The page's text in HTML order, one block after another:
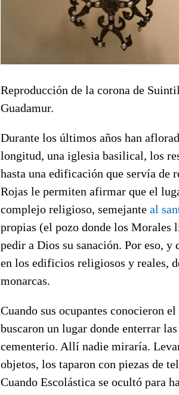
Reproducción de la corona de
Guadamur.
Durante los últimos años han
longitud, una iglesia basilical, los
hasta una edificación que servía de
Rojas le permiten afirmar que el
complejo religioso, semejante al
propias (el pozo donde los Morales
pedir a Dios su sanación. Por eso,
en los edificios religiosos y reales,
monarcas.
Cuando sus ocupantes conocieron
buscaron un lugar donde enterrar
cementerio. Allí nadie miraría.
objetos, los taparon con piezas de
Cuando Escolástica se ocultó para